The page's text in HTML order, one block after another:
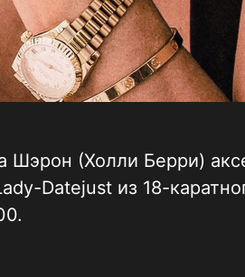
Шэрон (Холли Берри)
Datejust из 18-